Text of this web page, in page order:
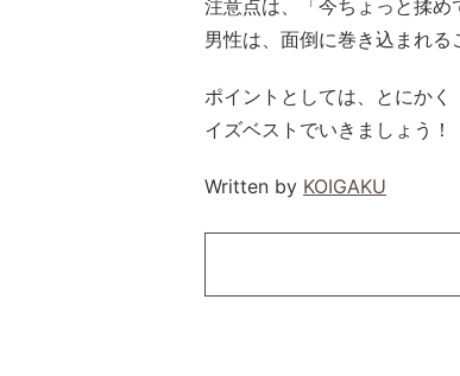
注意点は、「今ちょっと揉
男性は、面倒に巻き込まれる
ポイントとしては、とにか
イズベストでいきましょう！
Written by KOIGAKU